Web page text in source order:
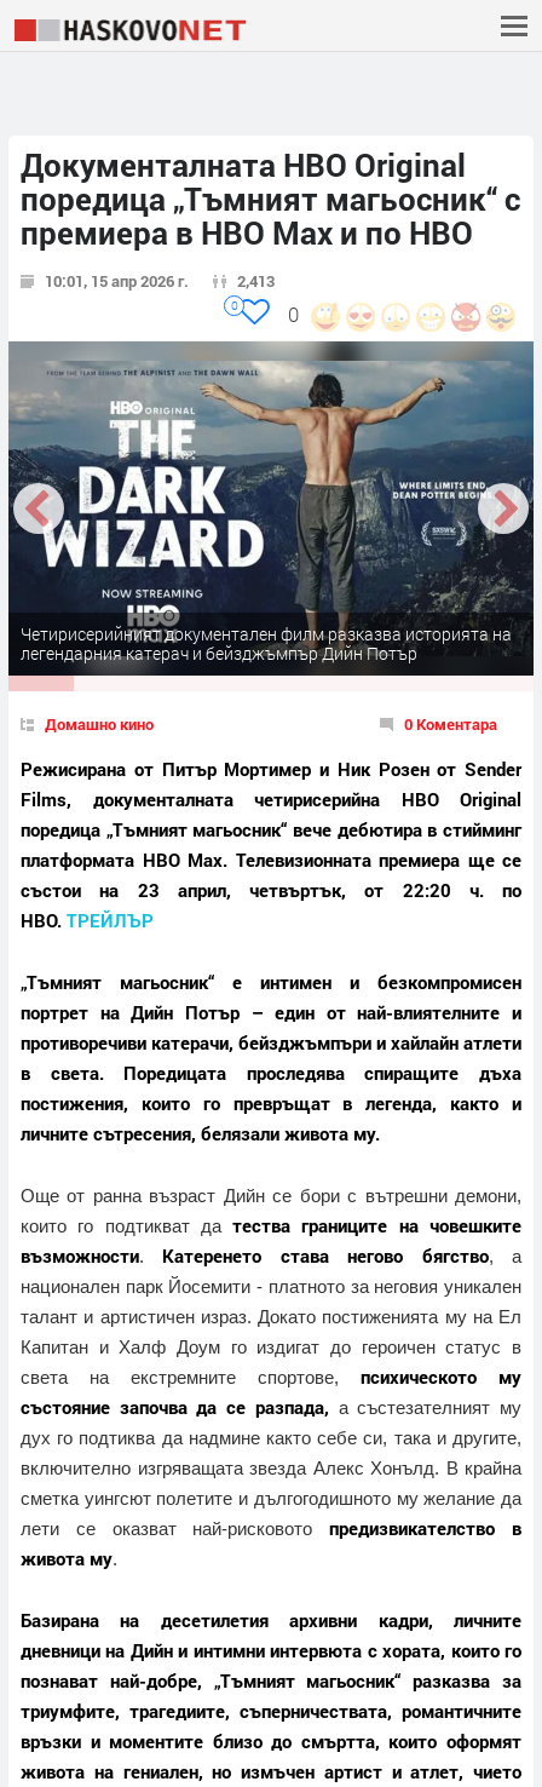
Документалната HBO Original
поредица „Тъмният магьосник“ с
премиера в HBO Max и по HBO
10:01, 15 апр 2026 г. 2,413
0
0
Четирисерийният документален филм разказва историята на
легендарния катерач и бейзджъмпър Дийн Потър
Домашно кино 0 Коментара
Режисирана от Питър Мортимер и Ник Розен от Sender
Films, документалната четирисерийна HBO Original
поредица „Тъмният магьосник“ вече дебютира в стийминг
платформата HBO Max. Телевизионната премиера ще се
състои на 23 април, четвъртък, от 22:20 ч. по
HBO. ТРЕЙЛЪР
„Тъмният магьосник“ е интимен и безкомпромисен
портрет на Дийн Потър – един от най-влиятелните и
противоречиви катерачи, бейзджъмпъри и хайлайн атлети
в света. Поредицата проследява спиращите дъха
постижения, които го превръщат в легенда, както и
личните сътресения, белязали живота му.
Още от ранна възраст Дийн се бори с вътрешни демони,
които го подтикват да тества границите на човешките
възможности. Катеренето става негово бягство, а
национален парк Йосемити - платното за неговия уникален
талант и артистичен израз. Докато постиженията му на Ел
Капитан и Халф Доум го издигат до героичен статус в
света на екстремните спортове,
психическото му
състояние започва да се разпада, а състезателният му
дух го подтиква да надмине както себе си, така и другите,
включително изгряващата звезда Алекс Хонълд. В крайна
сметка уингсют полетите и дългогодишното му желание да
лети се оказват най-рисковото
предизвикателство в
живота му.
Базирана на десетилетия архивни кадри, личните
дневници на Дийн и интимни интервюта с хората, които го
познават най-добре, „Тъмният магьосник“ разказва за
триумфите, трагедиите, съперничествата, романтичните
връзки и моментите близо до смъртта, които оформят
живота на гениален, но измъчен артист и атлет, чието